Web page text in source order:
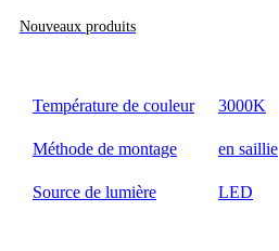
Nouveaux produits
Température de couleur 3000K
Méthode de montage en saillie
Source de lumière LED